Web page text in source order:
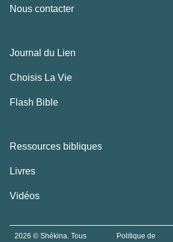
Nous contacter
Journal du Lien
Choisis La Vie
Flash Bible
Ressources bibliques
Livres
Vidéos
2026 © Shékina. Tous Politique de